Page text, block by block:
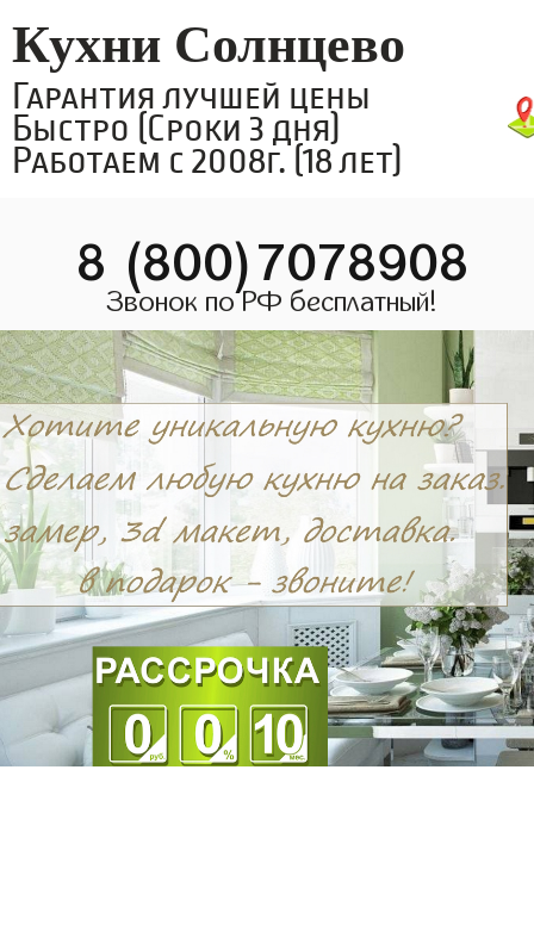
Кухни Солнцево
Гарантия лучшей цены
Быстро (Сроки 3 дня)
Работаем с 2008г. (18 лет)
8 (800)7078908
Звонок по РФ бесплатный!